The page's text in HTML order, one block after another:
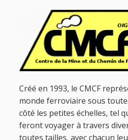
Créé en 1993, le CMCF
monde ferroviaire sous
côté les petites échelles, tel
feront voyager à travers
toutes tailles, avec chacun